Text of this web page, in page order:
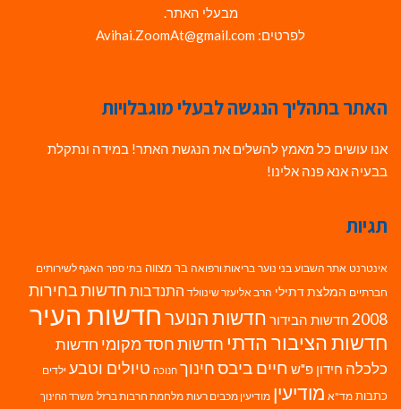
מבעלי האתר.
לפרטים: Avihai.ZoomAt@gmail.com
האתר בתהליך הנגשה לבעלי מוגבלויות
אנו עושים כל מאמץ להשלים את הנגשת האתר! במידה ונתקלת
בבעיה אנא פנה אלינו!
תגיות
אינטרנט אתר השבוע בני נוער בריאות ורפואה בר מצווה בתי ספר האגף לשירותים
חברתיים המלצת דתילי הרב אליעזר שינוולד התנדבות חדשות בחירות
2008 חדשות הבידור חדשות הנוערחדשות העיר
חדשות הציבור הדתי חדשות חסד מקומי חדשות
כלכלה חידון פ"ש חיים ביבסחינוך חנוכה טיולים וטבע ילדים
כתבות מד"א מודיעין מודיעין מכבים רעות מלחמת חרבות ברזל משרד החינוך